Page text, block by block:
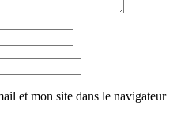
et mon site dans le navigateur